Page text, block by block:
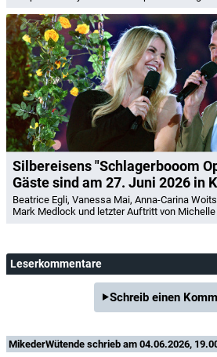
Silbereisens "Schlagerbooom
Gäste sind am 27. Juni 2026 in
Beatrice Egli, Vanessa Mai, Anna-Carina
Mark Medlock und letzter Auftritt von Michelle
Leserkommentare
Schreib einen
MikederWütende schrieb am 04.06.2026,